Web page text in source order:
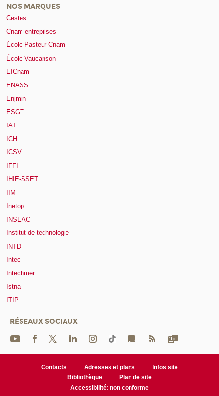
NOS MARQUES
Cestes
Cnam entreprises
École Pasteur-Cnam
École Vaucanson
EICnam
ENASS
Enjmin
ESGT
IAT
ICH
ICSV
IFFI
IHIE-SSET
IIM
Inetop
INSEAC
Institut de technologie
INTD
Intec
Intechmer
Istna
ITIP
RÉSEAUX SOCIAUX
Contacts Adresses et plans
Infos site
Bibliothèque
Plan de site
Accessibilité: non conforme